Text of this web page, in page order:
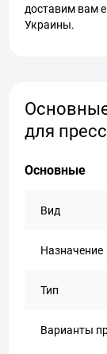
доставим вам
Украины.
для
Основные
Вид
Назначение
Тип
Варианты